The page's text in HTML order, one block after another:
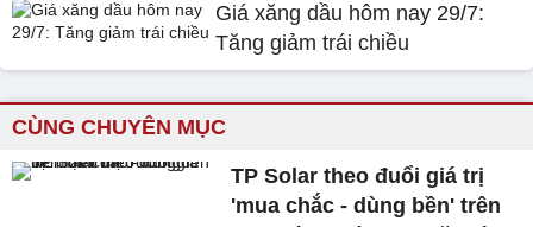
Giá xăng dầu hôm nay 29/7:
Tăng giảm trái chiều
CÙNG CHUYÊN MỤC
TP Solar theo đuổi giá trị
'mua chắc - dùng bền' trên